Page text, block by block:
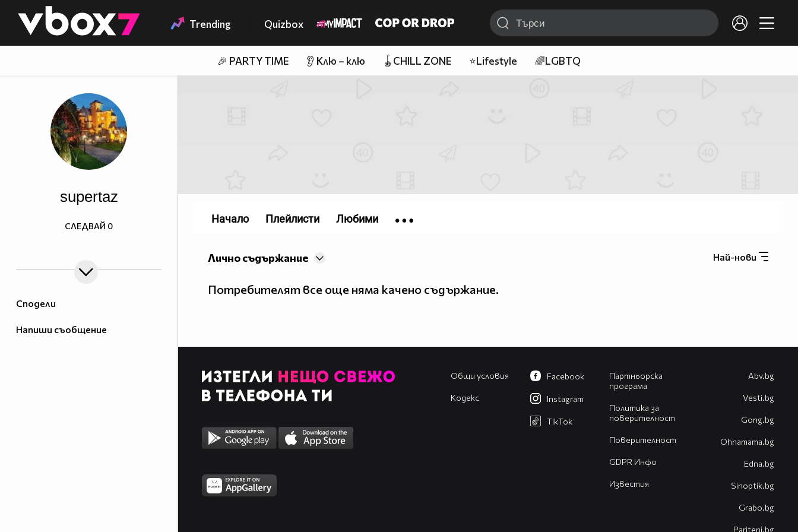
👾 Trending Quizbox
🎉 PARTY TIME 👂 Клю – клю 🪀CHILL ZONE ⭐Lifestyle 🌈LGBTQ
Сподели
Напиши съобщение
supertaz
СЛЕДВАЙ 0
Най-нови
Лично съдържание
Потребителят все още няма качено съдържание.
Начало Плейлисти Любими
Общи условия
Кодекс
Партньорска
програма
Политика за
поверителност
Поверителност
GDPR Инфо
Известия
Facebook
Instagram
TikTok
Abv.bg
Vesti.bg
Gong.bg
Оhnamama.bg
Edna.bg
Sinoptik.bg
Grabo.bg
Pariteni.bg